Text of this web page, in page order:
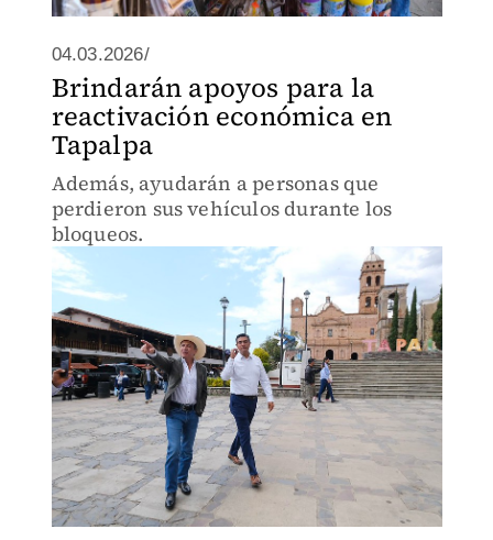
04.03.2026/
Brindarán apoyos para la
reactivación económica en
Tapalpa
Además, ayudarán a personas que
perdieron sus vehículos durante los
bloqueos.